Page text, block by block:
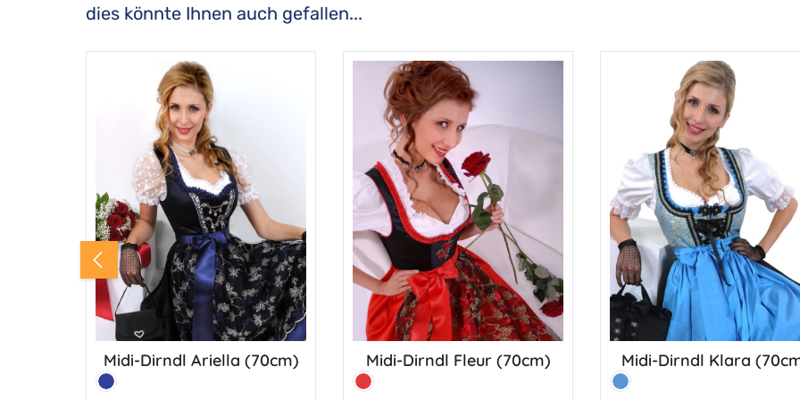
aktuell - der pure Stil passt zu jedem Outfit.
Kleiner Preis – große Wirkung!
Bluse und machen Sie Ihr Dirndl-Outfit zu
einem echten Hingucker!
funkelnden Swarovski-Kristall und
Verlängerung - Perlengröße 4
Schmucksteine Swarovski-
SilberMetall: 100% Messing (echt
Produktgalerie überspringen
dies könnte Ihnen auch gefallen...
Midi-Dirndl Ariella (70cm)
Farbe:
Marine
Midi-Dirndl Fleur (70cm)
Farbe:
Rot
Midi-Dirndl Klara
Farbe:
Bayrischblau